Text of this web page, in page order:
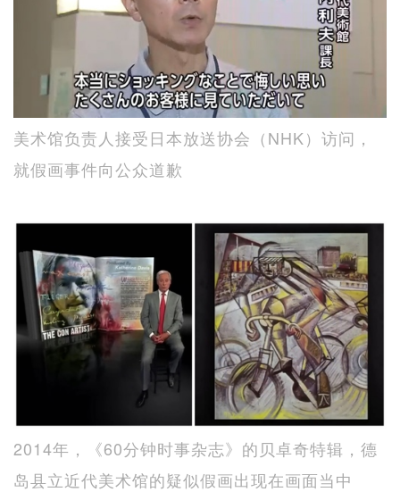
美术馆负责人接受日本放送协会（NHK）访问，
就假画事件向公众道歉
2014年，《60分钟时事杂志》的贝卓奇特辑，德
岛县立近代美术馆的疑似假画出现在画面当中